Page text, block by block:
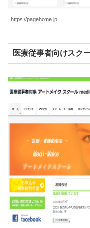
https://pagehome.jp
医療従事者向けスク